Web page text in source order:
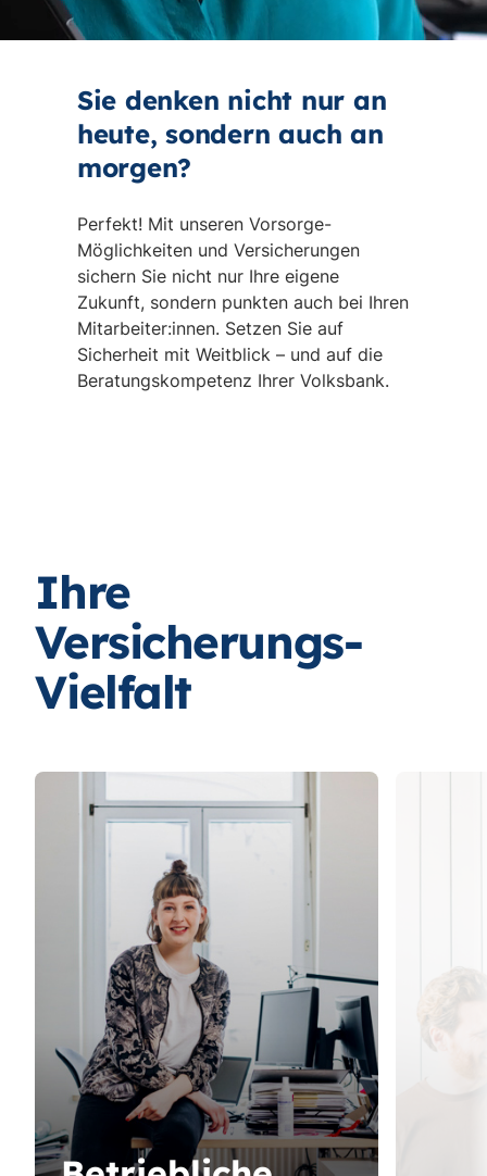
Sie denken nicht nur an
heute, sondern auch an
morgen?
Perfekt! Mit unseren Vorsorge-
Möglichkeiten und Versicherungen
sichern Sie nicht nur Ihre eigene
Zukunft, sondern punkten auch bei Ihren
Mitarbeiter:innen. Setzen Sie auf
Sicherheit mit Weitblick – und auf die
Beratungskompetenz Ihrer Volksbank.
Ihre
Versicherungs-
Vielfalt